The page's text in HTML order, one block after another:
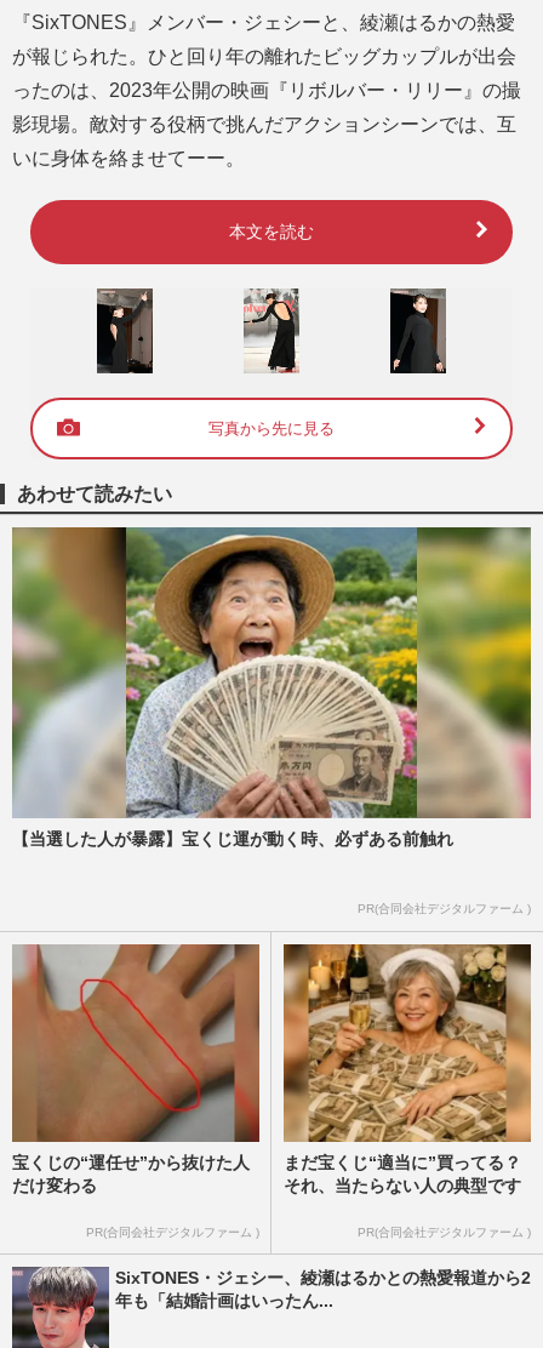
『SixTONES』メンバー・ジェシーと、綾瀬はるかの熱愛
が報じられた。ひと回り年の離れたビッグカップルが出会
ったのは、2023年公開の映画『リボルバー・リリー』の撮
影現場。敵対する役柄で挑んだアクションシーンでは、互
いに身体を絡ませてーー。
本文を読む
写真から先に見る
あわせて読みたい
【当選した人が暴露】宝くじ運が動く時、必ずある前触れ
PR(合同会社デジタルファーム )
宝くじの“運任せ”から抜けた人
だけ変わる
PR(合同会社デジタルファーム )
まだ宝くじ“適当に”買ってる？
それ、当たらない人の典型です
PR(合同会社デジタルファーム )
SixTONES・ジェシー、綾瀬はるかとの熱愛報道から2
年も「結婚計画はいったん...